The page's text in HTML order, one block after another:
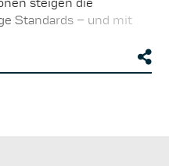
Standards – und mit
KfW-Förderkredite für
für